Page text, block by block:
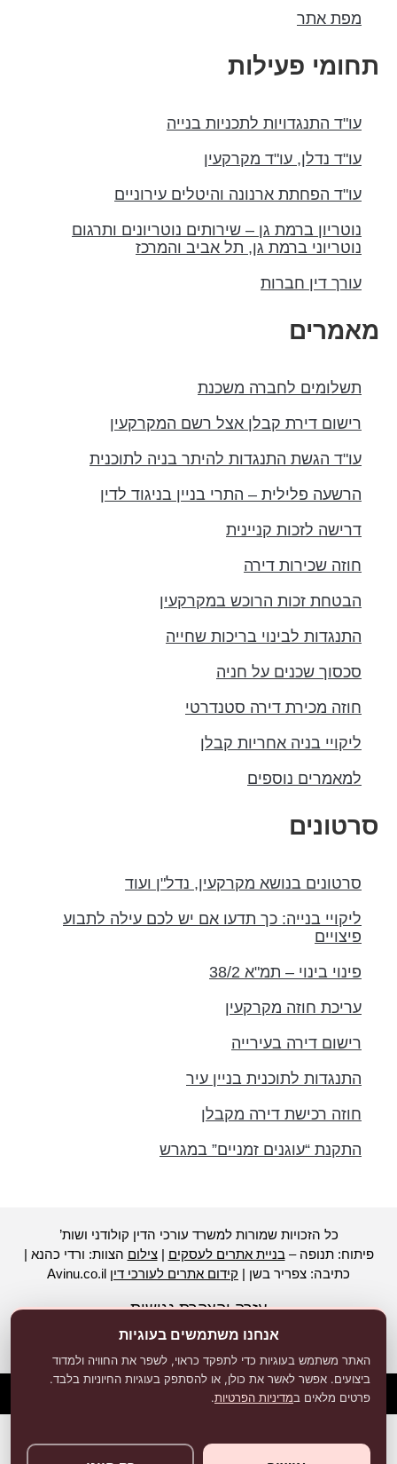
אנחנו משתמשים בעוגיות
האתר משתמש בעוגיות כדי לתפקד כראוי, לשפר את החוויה ולמדוד
ביצועים. אפשר לאשר את כולן, או להסתפק בעוגיות החיוניות בלבד.
פרטים מלאים במדיניות הפרטיות.
מפת אתר
תחומי פעילות
עו"ד התנגדויות לתכניות בנייה
עו"ד נדלן, עו"ד מקרקעין
עו"ד הפחתת ארנונה והיטלים עירוניים
נוטריון ברמת גן – שירותים נוטריונים ותרגום
נוטריוני ברמת גן, תל אביב והמרכז
עורך דין חברות
מאמרים
תשלומים לחברה משכנת
רישום דירת קבלן אצל רשם המקרקעין
עו"ד הגשת התנגדות להיתר בניה לתוכנית
הרשעה פלילית – התרי בניין בניגוד לדין
דרישה לזכות קניינית
חוזה שכירות דירה
הבטחת זכות הרוכש במקרקעין
התנגדות לבינוי בריכות שחייה
סכסוך שכנים על חניה
חוזה מכירת דירה סטנדרטי
ליקויי בניה אחריות קבלן
למאמרים נוספים
סרטונים
סרטונים בנושא מקרקעין, נדל"ן ועוד
ליקויי בנייה: כך תדעו אם יש לכם עילה לתבוע
פיצויים
פינוי בינוי – תמ"א 38/2
עריכת חוזה מקרקעין
רישום דירה בעירייה
התנגדות לתוכנית בניין עיר
חוזה רכישת דירה מקבלן
התקנת “עוגנים זמניים” במגרש
כל הזכויות שמורות למשרד עורכי הדין קולודני ושות’
פיתוח: תנופה –בניית אתרים לעסקים |צילום הצוות: ורדי כהנא |
כתיבה: צפריר בשן | קידום אתרים לעורכי דין
עזרה והצהרת נגישות